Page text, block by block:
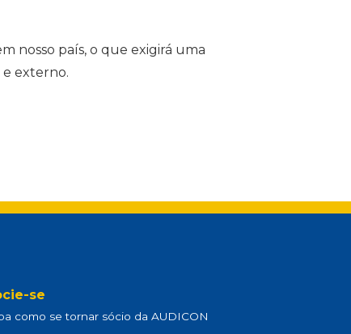
nosso país, o que exigirá uma
externo.
se
como se tornar sócio da AUDICON